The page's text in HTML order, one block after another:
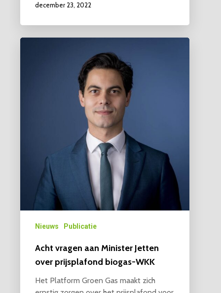
december 23, 2022
Nieuws Publicatie
Acht vragen aan Minister Jetten
over prijsplafond biogas-WKK
Het Platform Groen Gas maakt zich